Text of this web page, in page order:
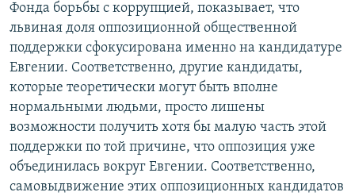
Фонда борьбы с коррупцией, показывает, что
львиная доля оппозиционной общественной
поддержки сфокусирована именно на кандидатуре
Евгении. Соответственно, другие кандидаты,
которые теоретически могут быть вполне
нормальными людьми, просто лишены
возможности получить хотя бы малую часть этой
поддержки по той причине, что оппозиция уже
объединилась вокруг Евгении. Соответственно,
самовыдвижение этих оппозиционных кандидатов